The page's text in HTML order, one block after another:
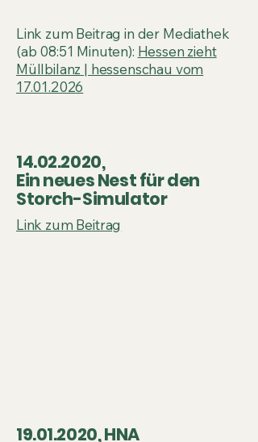
Link zum Beitrag in der Mediathek
(ab 08:51 Minuten): Hessen zieht
Müllbilanz | hessenschau vom
17.01.2026
14.02.2020,
Ein neues Nest für den
Storch-Simulator
Link zum Beitrag
19.01.2020, HNA